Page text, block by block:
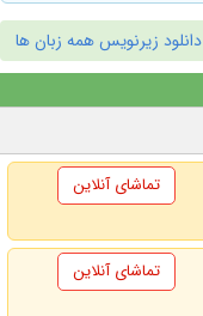
دانلود زیرنویس همه زبان ها
تماشای آنلاین
تماشای آنلاین